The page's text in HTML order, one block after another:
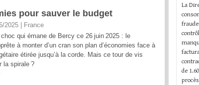
pour sauver le budget
2025
France
qui émane de Bercy ce 26 juin 2025 : le
à monter d’un cran son plan d’économies face à
étirée jusqu’à la corde. Mais ce tour de vis
la spirale ?
La
de